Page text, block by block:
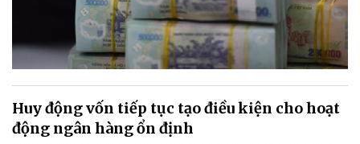
Huy động vốn tiếp tục tạo điều kiện cho hoạt
động ngân hàng ổn định